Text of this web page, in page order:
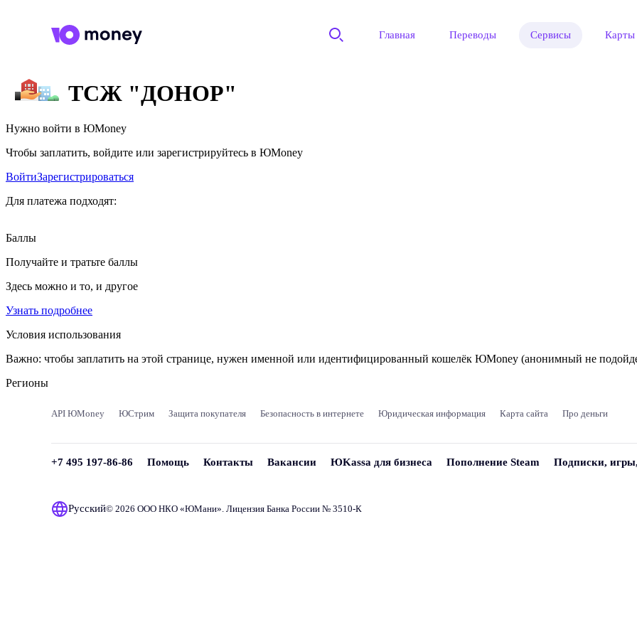
Главная Переводы Сервисы Карты
ТСЖ "ДОНОР"
Нужно войти в ЮMoney
Чтобы заплатить, войдите или зарегистрируйтесь в ЮMoney
ВойтиЗарегистрироваться
Для платежа подходят:
Баллы
Получайте и тратьте баллы
Здесь можно и то, и другое
Узнать подробнее
Условия использования
Важно: чтобы заплатить на этой странице, нужен именной или идентифицированный кошелёк ЮMoney (анонимный не
Регионы
API ЮMoney ЮСтрим Защита покупателя Безопасность в интернете Юридическая информация Карта сайта Про деньги
+7 495 197-86-86 Помощь Контакты Вакансии ЮKassa для бизнеса Пополнение Steam Подписки,
Русский© 2026 ООО НКО «ЮМани». Лицензия Банка России № 3510‑К